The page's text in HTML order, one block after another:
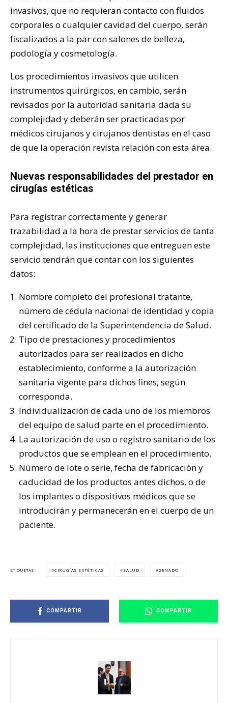
invasivos, que no requieran contacto con fluidos
corporales o cualquier cavidad del cuerpo, serán
fiscalizados a la par con salones de belleza,
podología y cosmetología.
Los procedimientos invasivos que utilicen
instrumentos quirúrgicos, en cambio, serán
revisados por la autoridad sanitaria dada su
complejidad y deberán ser practicadas por
médicos cirujanos y cirujanos dentistas en el caso
de que la operación revista relación con esta área.
Nuevas responsabilidades del prestador en
cirugías estéticas
Para registrar correctamente y generar
trazabilidad a la hora de prestar servicios de tanta
complejidad, las instituciones que entreguen este
servicio tendrán que contar con los siguientes
datos:
Nombre completo del profesional tratante,
número de cédula nacional de identidad y copia
del certificado de la Superintendencia de Salud.
Tipo de prestaciones y procedimientos
autorizados para ser realizados en dicho
establecimiento, conforme a la autorización
sanitaria vigente para dichos fines, según
corresponda.
Individualización de cada uno de los miembros
del equipo de salud parte en el procedimiento.
La autorización de uso o registro sanitario de los
productos que se emplean en el procedimiento.
Número de lote o serie, fecha de fabricación y
caducidad de los productos antes dichos, o de
los implantes o dispositivos médicos que se
introducirán y permanecerán en el cuerpo de un
paciente.
ETIQUETAS CIRUGÍAS ESTÉTICAS SALUD SENADO
COMPARTIR COMPARTIR